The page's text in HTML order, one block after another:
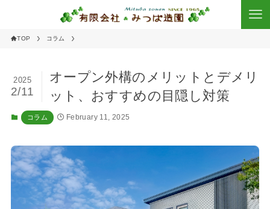
TOP コラム
オープン外構のメリットとデメリ
ット、おすすめの目隠し対策
2025
2/11
コラム February 11, 2025